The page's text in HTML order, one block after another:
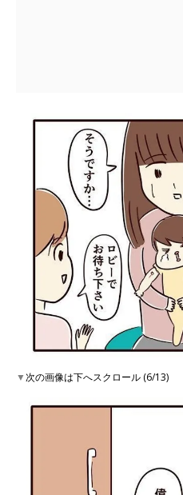
▼次の画像は下へスクロール (6/13)